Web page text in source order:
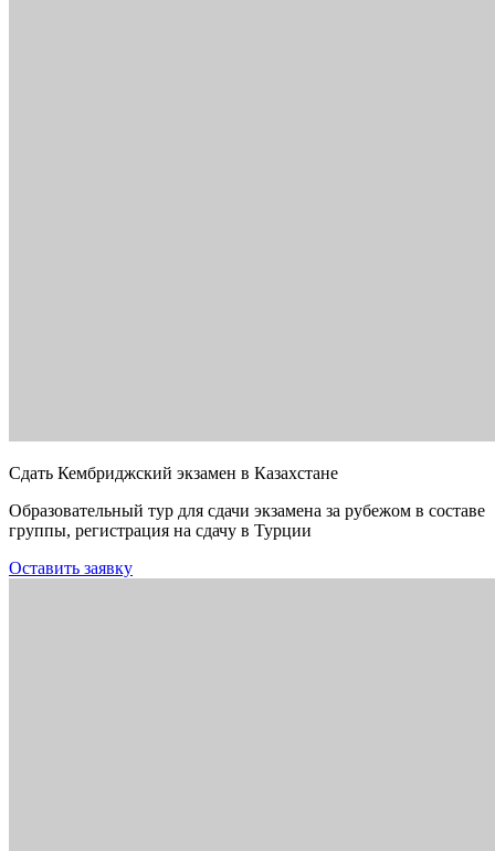
Сдать Кембриджский экзамен в Казахстане
Образовательный тур для сдачи экзамена за рубежом в составе
группы, регистрация на сдачу в Турции
Оставить заявку